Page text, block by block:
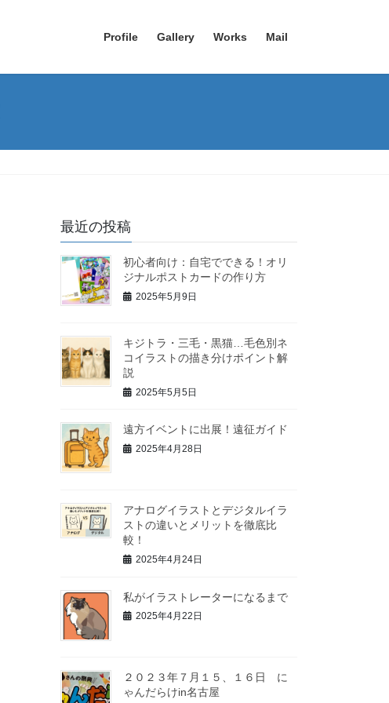
Profile Gallery Works Mail
最近の投稿
初心者向け：自宅でできる！オリ
ジナルポストカードの作り方
2025年5月9日
キジトラ・三毛・黒猫…毛色別ネ
コイラストの描き分けポイント解
説
2025年5月5日
遠方イベントに出展！遠征ガイド
2025年4月28日
アナログイラストとデジタルイラ
ストの違いとメリットを徹底比
較！
2025年4月24日
私がイラストレーターになるまで
2025年4月22日
２０２３年７月１５、１６日 に
ゃんだらけin名古屋